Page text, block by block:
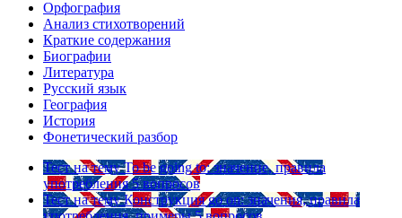
Орфография
Анализ стихотворений
Краткие содержания
Биографии
Литература
Русский язык
География
История
Фонетический разбор
Тест на тему To be going to: значение, правила
употребления 5 вопросов
Тест на тему Конструкция go on: значения, правила